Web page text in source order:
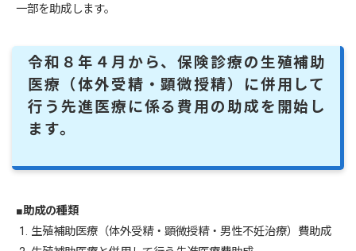
一部を助成します。
令和８年４月から、保険診療の生殖補助
医療（体外受精・顕微授精）に併用して
行う先進医療に係る費用の助成を開始し
ます。
■助成の種類
1. 生殖補助医療（体外受精・顕微授精・男性不妊治療）費助成